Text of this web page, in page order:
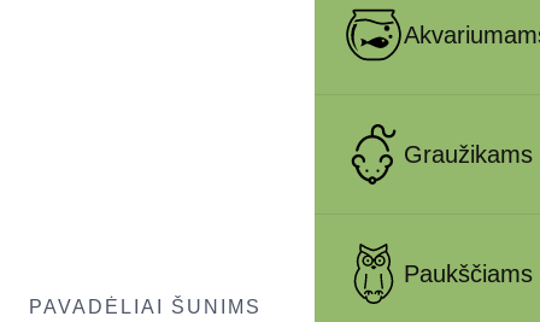
Graužikams
Paukščiams
PAVADĖLIAI ŠUNIMS